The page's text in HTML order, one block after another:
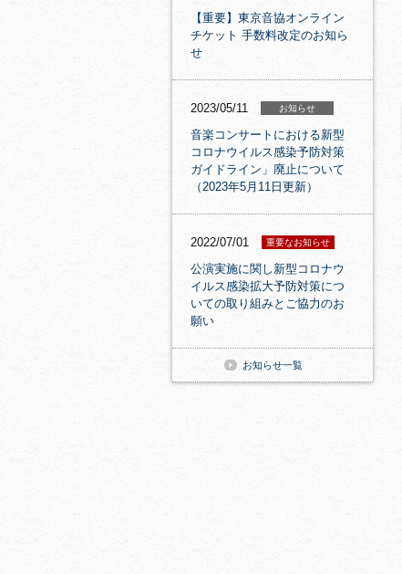
【重要】東京音協オンライン
チケット 手数料改定のお知ら
せ
2023/05/11 お知らせ
音楽コンサートにおける新型
コロナウイルス感染予防対策
ガイドライン」廃止について
（2023年5月11日更新）
2022/07/01 重要なお知らせ
公演実施に関し新型コロナウ
イルス感染拡大予防対策につ
いての取り組みとご協力のお
願い
お知らせ一覧